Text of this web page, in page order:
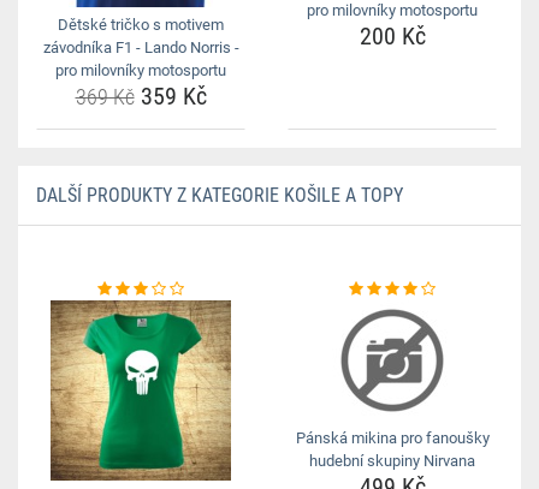
Dětské tričko s motivem
závodníka F1 - Lando Norris -
pro milovníky motosportu
369 Kč359 Kč
pro milovníky motosportu
200 Kč
DALŠÍ PRODUKTY Z KATEGORIE KOŠILE A TOPY
Pánská mikina pro fanoušky
hudební skupiny Nirvana